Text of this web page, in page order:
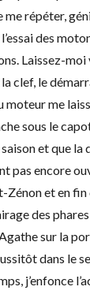
me répéter,
des
Laissez-moi
clef, le
moteur me
sous le
et que
pas encore
Zénon et en
des
sur la
dans le
j’enfonce